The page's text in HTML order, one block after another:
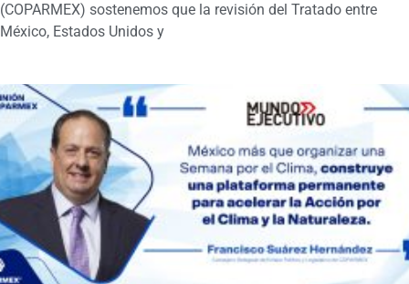
(COPARMEX) sostenemos que la revisión del Tratado entre
México, Estados Unidos y